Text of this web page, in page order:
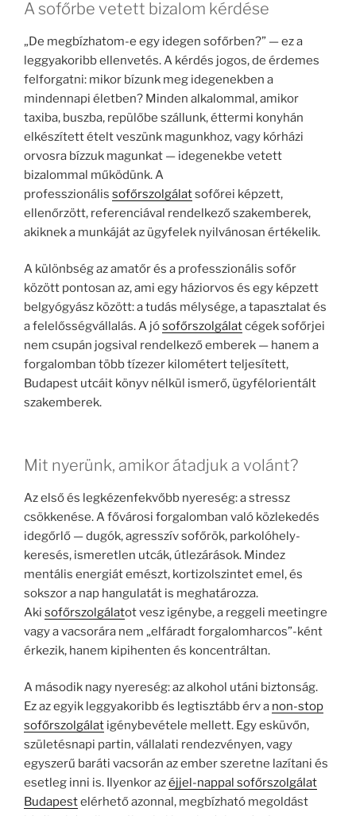
A sofőrbe vetett bizalom kérdése
„De megbízhatom-e egy idegen sofőrben?” — ez a
leggyakoribb ellenvetés. A kérdés jogos, de érdemes
felforgatni: mikor bízunk meg idegenekben a
mindennapi életben? Minden alkalommal, amikor
taxiba, buszba, repülőbe szállunk, éttermi konyhán
elkészített ételt veszünk magunkhoz, vagy kórházi
orvosra bízzuk magunkat — idegenekbe vetett
bizalommal működünk. A
professzionális sofőrszolgálatsofőrei képzett,
ellenőrzött, referenciával rendelkező szakemberek,
akiknek a munkáját az ügyfelek nyilvánosan értékelik.
A különbség az amatőr és a professzionális sofőr
között pontosan az, ami egy háziorvos és egy képzett
belgyógyász között: a tudás mélysége, a tapasztalat és
a felelősségvállalás. A jósofőrszolgálatcégek sofőrjei
nem csupán jogsival rendelkező emberek — hanem a
forgalomban több tízezer kilométert teljesített,
Budapest utcáit könyv nélkül ismerő, ügyfélorientált
szakemberek.
Mit nyerünk, amikor átadjuk a volánt?
Az első és legkézenfekvőbb nyereség: a stressz
csökkenése. A fővárosi forgalomban való közlekedés
idegőrlő — dugók, agresszív sofőrök, parkolóhely-
keresés, ismeretlen utcák, útlezárások. Mindez
mentális energiát emészt, kortizolszintet emel, és
sokszor a nap hangulatát is meghatározza.
Aki sofőrszolgálatot vesz igénybe, a reggeli meetingre
vagy a vacsorára nem „elfáradt forgalomharcos”-ként
érkezik, hanem kipihenten és koncentráltan.
A második nagy nyereség: az alkohol utáni biztonság.
Ez az egyik leggyakoribb és legtisztább érv a non-stop
sofőrszolgálat igénybevétele mellett. Egy esküvőn,
születésnapi partin, vállalati rendezvényen, vagy
egyszerű baráti vacsorán az ember szeretne lazítani és
esetleg inni is. Ilyenkor azéjjel-nappal sofőrszolgálat
Budapestelérhető azonnal, megbízható megoldást